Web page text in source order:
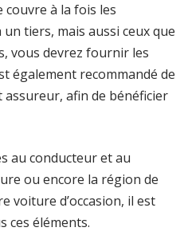
couvre à la fois les
tiers, mais aussi ceux que
vous devrez fournir les
également recommandé de
afin de bénéficier
au conducteur et au
ou encore la région de
voiture d’occasion, il est
ces éléments.